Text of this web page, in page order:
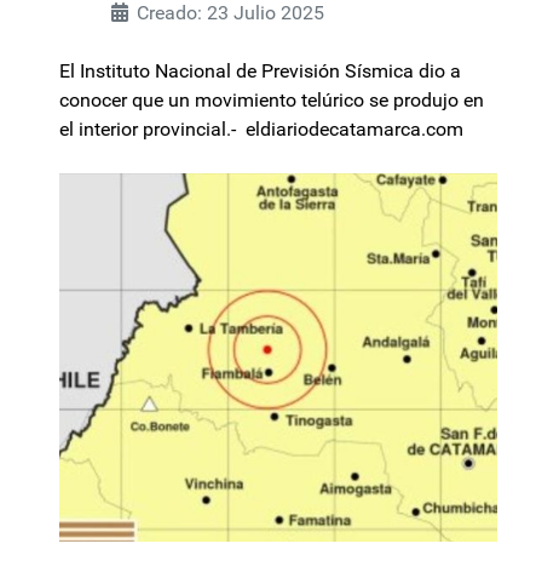
Creado: 23 Julio 2025
El Instituto Nacional de Previsión Sísmica dio a
conocer que un movimiento telúrico se produjo en
el interior provincial.- eldiariodecatamarca.com